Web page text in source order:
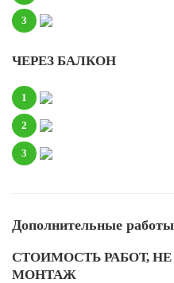
3
ЧЕРЕЗ БАЛКОН
1
2
3
Дополнительные работы
СТОИМОСТЬ РАБОТ,
МОНТАЖ